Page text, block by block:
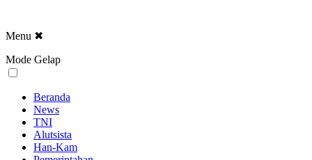
Menu ✖
Mode Gelap
Beranda
News
TNI
Alutsista
Han-Kam